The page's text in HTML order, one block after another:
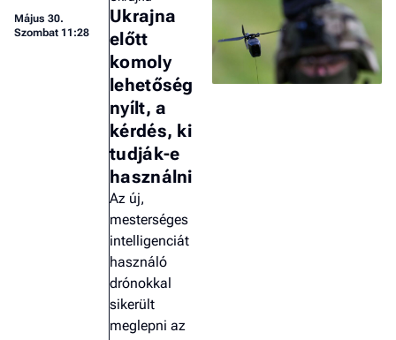
Május 30.
Szombat 11:28
Ukrajna
előtt
komoly
lehetőség
nyílt, a
kérdés, ki
tudják-e
használni
Az új,
mesterséges
intelligenciát
használó
drónokkal
sikerült
meglepni az